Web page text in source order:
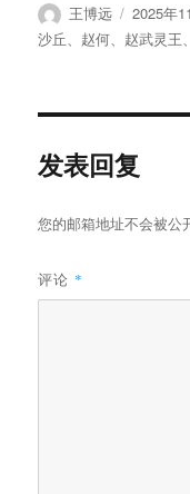
作
者
王博远
发
布
2025年
沙丘
赵何 赵武灵王
发表回复
您的邮箱地址不会被公
评论 *